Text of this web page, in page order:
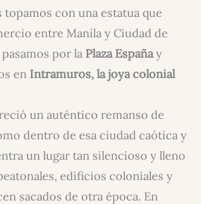
topamos con una estatua que
entre Manila y Ciudad de
por la Plaza Españay
en Intramuros, la joya colonial
un auténtico remanso de
dentro de esa ciudad caótica y
un lugar tan silencioso y lleno
edificios coloniales y
sacados de otra época. En